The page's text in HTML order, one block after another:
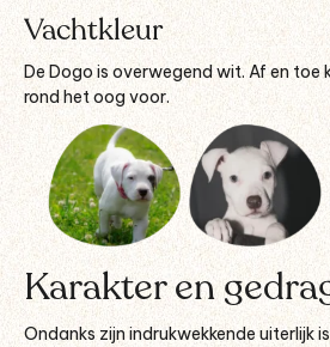
Vachtkleur
De Dogo is overwegend wit. Af en toe
rond het oog voor.
Karakter en
Ondanks zijn indrukwekkende uiterlijk